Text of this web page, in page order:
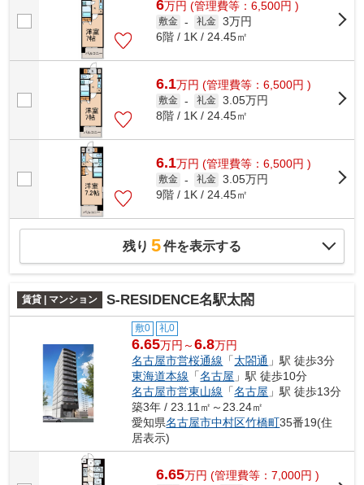
6万円 (管理費等：6,500円 )
敷金 - 礼金 3万円
6階 / 1K / 24.45㎡
6.1万円 (管理費等：6,500円 )
敷金 - 礼金 3.05万円
8階 / 1K / 24.45㎡
6.1万円 (管理費等：6,500円 )
敷金 - 礼金 3.05万円
9階 / 1K / 24.45㎡
残り 5件を表示する
賃貸 | マンション S-RESIDENCE名駅太閤
敷0 礼0
6.65万円～6.8万円
名古屋市営桜通線 「太閤通 」駅 徒歩3分
東海道本線 「名古屋 」駅 徒歩10分
名古屋市営東山線 「名古屋 」駅 徒歩13分
築3年 / 23.11㎡～23.24㎡
愛知県名古屋市中村区竹橋町35番19(住
居表示)
6.65万円 (管理費等：7,000円 )